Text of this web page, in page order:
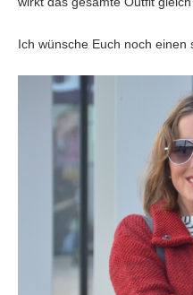
Ich wünsche Euch noch einen